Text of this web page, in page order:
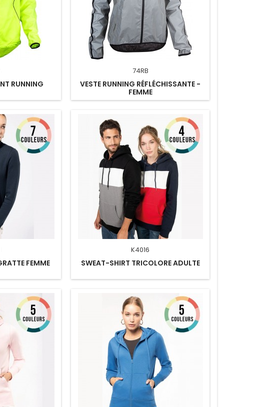
RUNNING
74RB
VESTE RUNNING RÉFLÉCHISSANTE -
FEMME
FEMME
K4016
SWEAT-SHIRT TRICOLORE ADULTE